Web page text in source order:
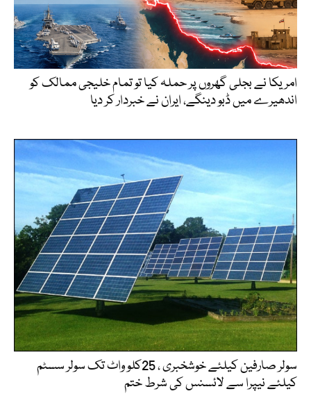
امریکا نے بجلی گھروں پر حملہ کیا تو تمام خلیجی ممالک کو
اندھیرے میں ڈبو دینگے، ایران نے خبردار کر دیا
سولر صارفین کیلئے خوشخبری ، 25کلو واٹ تک سولر سسٹم
کیلئے نیپرا سے لائسنس کی شرط ختم